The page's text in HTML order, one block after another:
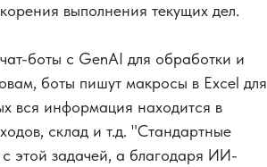
выполнения текущих дел.
боты с GenAI для обработки и
боты пишут макросы в Excel для
вся информация находится в
склад и т.д. "Стандартные
этой задачей, а благодаря ИИ-